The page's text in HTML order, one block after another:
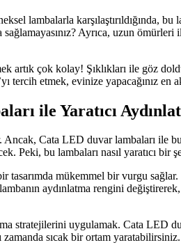
lambalarla karşılaştırıldığında,
Ayrıca, uzun
artık çok kolay! Şıklıkları ile göz
tercih etmek, evinize yapacağınız en
ile Yaratıcı
Cata LED duvar lambaları
Peki, bu lambaları nasıl yaratıcı bir
mükemmel bir vurgu
aydınlatma rengini
stratejilerini uygulamak. Cata LED
sıcak bir ortam